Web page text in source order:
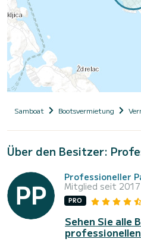
Samboat Bootsvermietung
Über den Besitzer:
Professioneller
Mitglied seit 2017
PRO
Sehen Sie alle